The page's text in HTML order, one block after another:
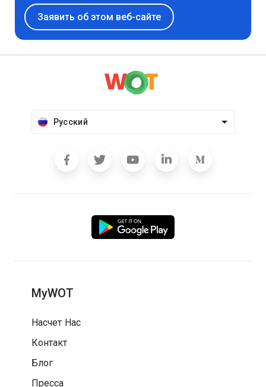
Заявить об этом веб-сайте
Русский
MyWOT
Насчет Нас
Контакт
Блог
Пресса